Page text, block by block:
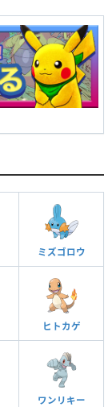
ミズゴロウ
ヒトカゲ
ワンリキー